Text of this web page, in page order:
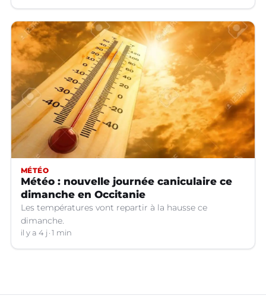
MÉTÉO
Météo : nouvelle journée caniculaire ce
dimanche en Occitanie
Les températures vont repartir à la hausse ce
dimanche.
il y a 4 j 1 min